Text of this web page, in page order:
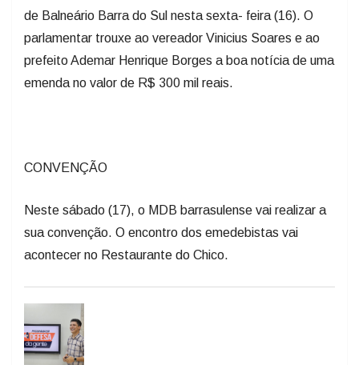
de Balneário Barra do Sul nesta sexta- feira (16). O
parlamentar trouxe ao vereador Vinicius Soares e ao
prefeito Ademar Henrique Borges a boa notícia de uma
emenda no valor de R$ 300 mil reais.
CONVENÇÃO
Neste sábado (17), o MDB barrasulense vai realizar a
sua convenção. O encontro dos emedebistas vai
acontecer no Restaurante do Chico.